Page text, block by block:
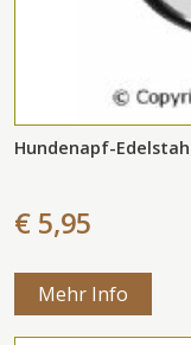
Hundenapf-
€ 5,95
Mehr Info